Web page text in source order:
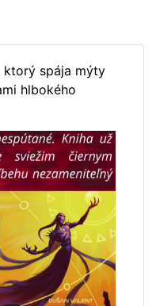
ktorý spája mýty
hlbokého